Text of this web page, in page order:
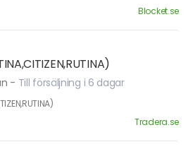
Blocket.se
- Till försäljning i 6 dagar
Tradera.se